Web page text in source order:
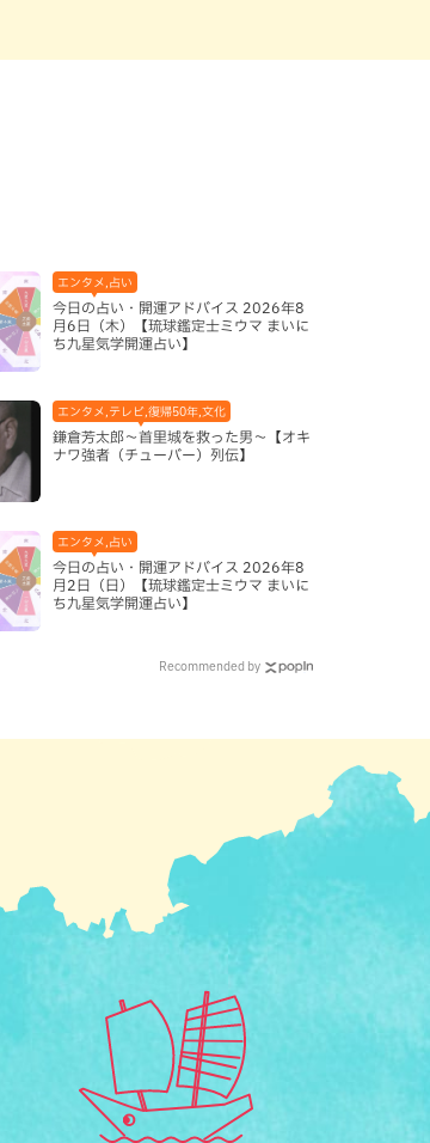
エンタメ,占い
今日の占い・開運アドバイス 2026年8
月6日（木）【琉球鑑定士ミウマ まいに
ち九星気学開運占い】
エンタメ,テレビ,復帰50年,文化
鎌倉芳太郎～首里城を救った男～【オキ
ナワ強者（チューバー）列伝】
エンタメ,占い
今日の占い・開運アドバイス 2026年8
月2日（日）【琉球鑑定士ミウマ まいに
ち九星気学開運占い】
Recommended by